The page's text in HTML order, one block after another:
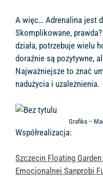
A więc… Adrenalina jest
Skomplikowane,
działa, potrzebuje wielu
doraźnie są pozytywne,
Najważniejsze to znać
nadużycia i uzależnienia.
Grafika –
Współrealizacja:
Szczecin Floating Garden
Emocjonalnej Sanprobi